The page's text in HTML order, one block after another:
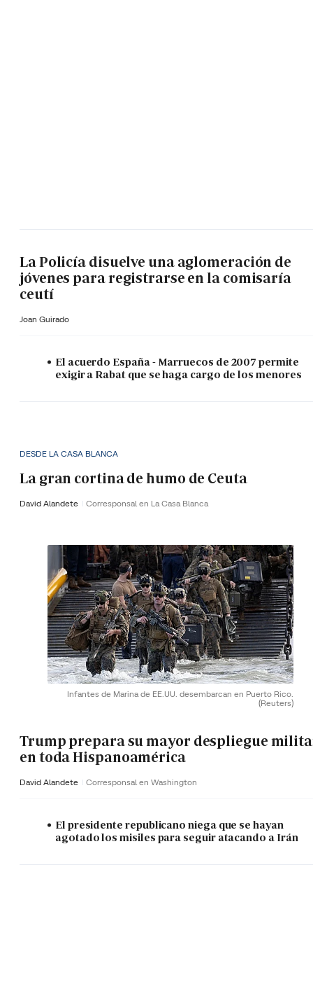
La Policía disuelve una aglomeración de
jóvenes para registrarse en la comisaría
ceutí
Joan Guirado
El acuerdo España - Marruecos de 2007 permite
exigir a Rabat que se haga cargo de los menores
DESDE LA CASA BLANCA
La gran cortina de humo de Ceuta
David Alandete Corresponsal en La Casa Blanca
Infantes de Marina de EE.UU. desembarcan en Puerto Rico.
(Reuters)
Trump prepara su mayor despliegue
en toda Hispanoamérica
David Alandete Corresponsal en Washington
El presidente republicano niega que se hayan
agotado los misiles para seguir atacando a Irán